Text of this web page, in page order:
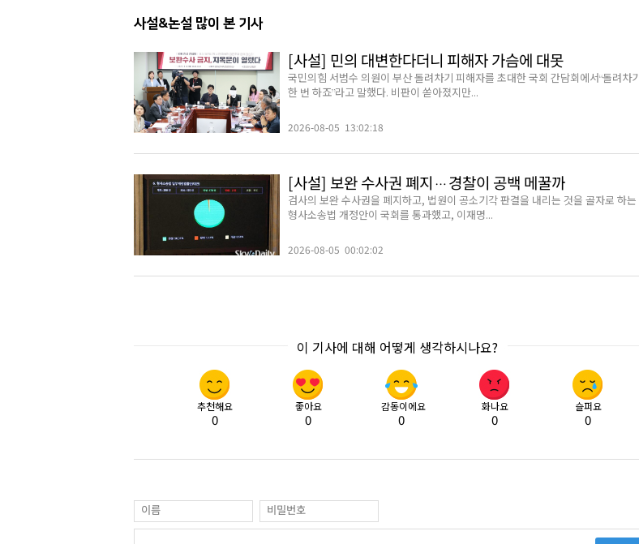
사설&논설 많이 본 기사
[사설] 민의 대변한다더니 피해자 가슴에 대못
국민의힘 서범수 의원이 부산 돌려차기 피해자를 초대한 국회 간담회에서“돌려차기
한 번 하죠”라고 말했다. 비판이 쏟아졌지만...
2026-08-05 13:02:18
[사설] 보완 수사권 폐지…경찰이 공백 메꿀까
검사의 보완 수사권을 폐지하고, 법원이 공소기각 판결을 내리는 것을 골자로 하는
형사소송법 개정안이 국회를 통과했고, 이재명...
2026-08-05 00:02:02
이 기사에 대해 어떻게 생각하시나요?
추천해요
0
좋아요
0
감동이에요
0
화나요
0
슬퍼요
0